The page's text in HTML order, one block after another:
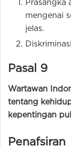
Prasangka
mengenai
jelas.
Pasal 9
Wartawan
tentang
kepentingan
Penafsiran